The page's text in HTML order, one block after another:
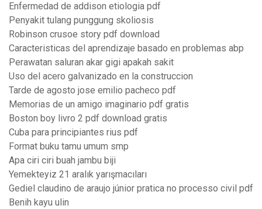
Enfermedad de addison etiologia pdf
Penyakit tulang punggung skoliosis
Robinson crusoe story pdf download
Caracteristicas del aprendizaje basado en problemas abp
Perawatan saluran akar gigi apakah sakit
Uso del acero galvanizado en la construccion
Tarde de agosto jose emilio pacheco pdf
Memorias de un amigo imaginario pdf gratis
Boston boy livro 2 pdf download gratis
Cuba para principiantes rius pdf
Format buku tamu umum smp
Apa ciri ciri buah jambu biji
Yemekteyiz 21 aralık yarışmacıları
Gediel claudino de araujo júnior pratica no processo civil pdf
Benih kayu ulin